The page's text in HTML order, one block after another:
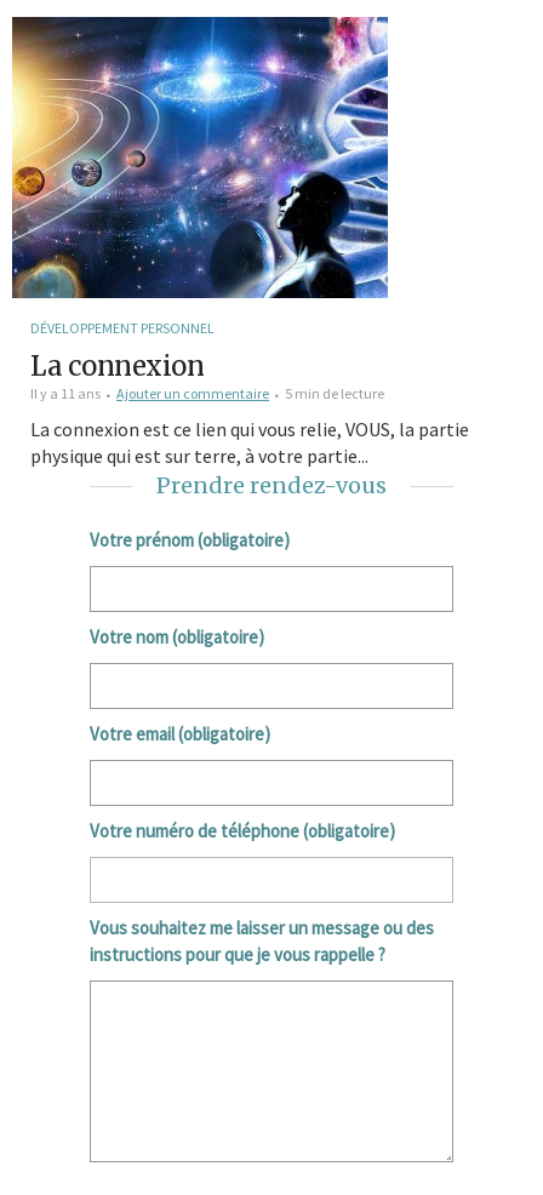
DÉVELOPPEMENT PERSONNEL
La connexion
Il y a 11 ans Ajouter un commentaire 5 min de lecture
La connexion est ce lien qui vous relie, VOUS, la partie
physique qui est sur terre, à votre partie...
Prendre rendez-vous
Votre prénom (obligatoire)
Votre nom (obligatoire)
Votre email (obligatoire)
Votre numéro de téléphone (obligatoire)
Vous souhaitez me laisser un message ou des
instructions pour que je vous rappelle ?